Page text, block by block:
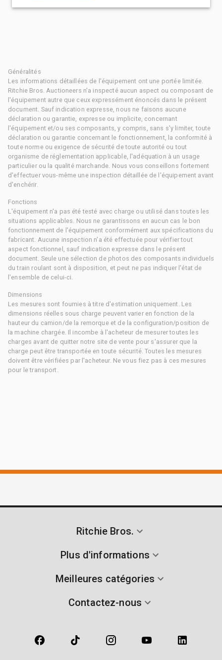
Généralités
Les informations détaillées de l'équipement ont une portée limitée.
Ritchie Bros. Auctioneers n'a inspecté aucun aspect ou composant de
l'équipement autre que ceux expressément énoncés dans le présent
document. Sauf indication expresse, nous ne faisons aucune
déclaration ou garantie, expresse ou implicite, concernant
l'équipement et/ou ses composants, y compris, sans s'y limiter, toute
déclaration ou garantie concernant le fonctionnement, la conformité à
toute norme ou exigence de sécurité de toute autorité ou tout
organisme de réglementation applicable, l'adéquation à un usage
particulier ou la qualité marchande. Nous vous conseillons fortement
d'effectuer vous-même une inspection détaillée de l'équipement avant
d'enchérir.
Fonctions
L'équipement n'a pas été testé avec charge ou utilisé dans toutes les
situations applicables. Nous ne garantissons en aucun cas le bon
fonctionnement de l'équipement conformément aux spécifications du
fabricant. Aucune inspection n'a été effectuée pour vérifier tout
aspect fonctionnel, sauf indication expresse dans le présent
document. Seule une sélection de photos des composants individuels
du train roulant sont à disposition, et peut ne pas indiquer l'état de
l'ensemble de celui-ci.
Dimensions
Les mesures sont fournies à titre d'estimation uniquement. Les
dimensions réelles sous charge peuvent varier en fonction de la
hauteur du camion/de la remorque et de la configuration/position de
la machine chargée. Il incombe à l'acheteur de mesurer toutes les
charges avant de quitter notre site de vente pour s'assurer que la
charge peut être transportée en toute sécurité. Toutes les mesures
doivent être vérifiées par l'acheteur. Ne vous fiez pas à ces mesures
pour le transport.
Ritchie Bros.
Plus d'informations
Meilleures catégories
Contactez-nous